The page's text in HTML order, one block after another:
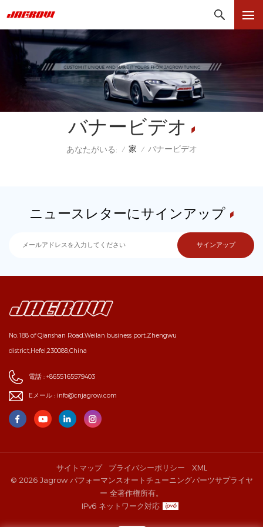
バナービデオ
あなたがいる: / 家 / バナービデオ
ニュースレターにサインアップ
No.188 of Qianshan Road,Weilan business port,Zhengwu
district,Hefei,230088,China
電話 : +8655165579403
Eメール : info@cnjagrow.com
サイトマップ プライバシーポリシー
XML
© 2026 Jagrow パフォーマンスオートチューニングパーツサプライヤ
ー 全著作権所有。
IPv6 ネットワーク対応